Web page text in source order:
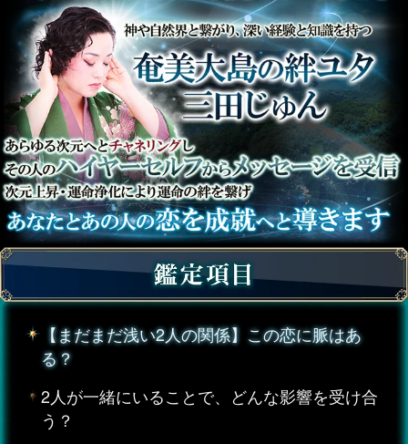
【まだまだ浅い2人の関係】この恋に脈はあ
る？
2人が一緒にいることで、どんな影響を受け合
う？